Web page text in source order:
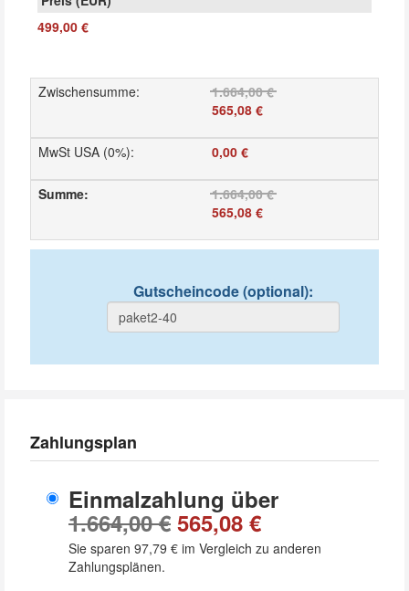
499,00 €
Zwischensumme:
1.664,00 €
565,08 €
MwSt USA (0%): 0,00 €
Summe:
1.664,00 €
565,08 €
Gutscheincode (optional):
Zahlungsplan
Einmalzahlung über
1.664,00 € 565,08 €
Sie sparen 97,79 € im Vergleich zu anderen
Zahlungsplänen.